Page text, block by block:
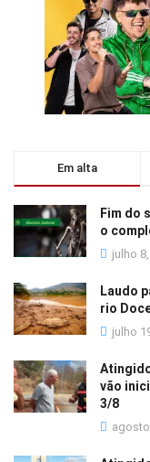
Em alta
Fim do
o
julho
Laudo
rio
julho
vão
3/8